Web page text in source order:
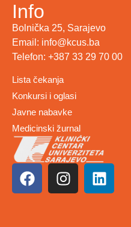
Info
Bolnička 25, Sarajevo
Email: info@kcus.ba
Telefon: +387 33 29 70 00
Lista čekanja
Konkursi i oglasi
Javne nabavke
Medicinski žurnal